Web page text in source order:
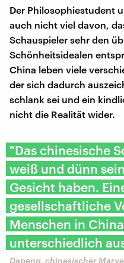
Der Philosophiestudent
auch nicht viel davon,
Schauspieler sehr den
Schönheitsidealen
China leben viele
der sich dadurch
schlank sei und ein
nicht die Realität wider.
"Das chinesische
weiß und dünn
Gesicht haben.
gesellschaftliche
Menschen in
unterschiedlich
Dapeng, chinesischer